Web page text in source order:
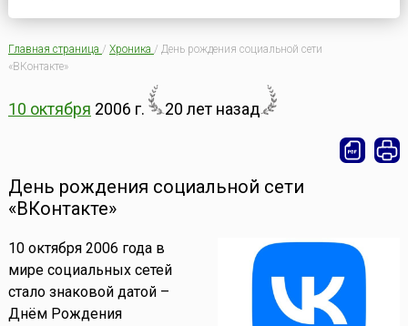
Главная страница / Хроника / День рождения социальной сети
«ВКонтакте»
10 октября 2006 г. 20 лет назад
День рождения социальной сети
«ВКонтакте»
10 октября 2006 года в
мире социальных сетей
стало знаковой датой –
Днём Рождения